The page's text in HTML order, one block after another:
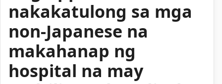
nakakatulong sa mga
non-Japanese na
makahanap ng
hospital na may